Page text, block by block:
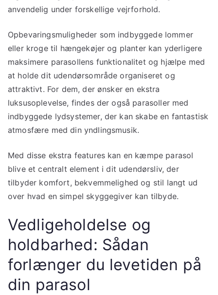
anvendelig under forskellige vejrforhold.
Opbevaringsmuligheder som indbyggede lommer
eller kroge til hængekøjer og planter kan yderligere
maksimere parasollens funktionalitet og hjælpe med
at holde dit udendørsområde organiseret og
attraktivt. For dem, der ønsker en ekstra
luksusoplevelse, findes der også parasoller med
indbyggede lydsystemer, der kan skabe en fantastisk
atmosfære med din yndlingsmusik.
Med disse ekstra features kan en kæmpe parasol
blive et centralt element i dit udendørsliv, der
tilbyder komfort, bekvemmelighed og stil langt ud
over hvad en simpel skyggegiver kan tilbyde.
Vedligeholdelse og
holdbarhed: Sådan
forlænger du levetiden på
din parasol